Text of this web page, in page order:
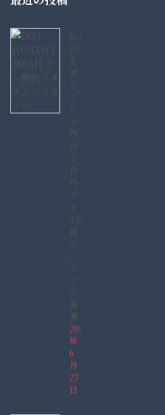
Eco-
Worthy280AH
を
使
っ
て
7
万
円
台
で
自
作
す
る
3,584Wh
級
ポ
ー
タ
ブ
ル
電
源
2026
年
6
月
27
日